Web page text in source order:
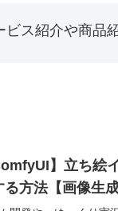
ビス紹介や商品
】立ち絵
る方法【画像生成